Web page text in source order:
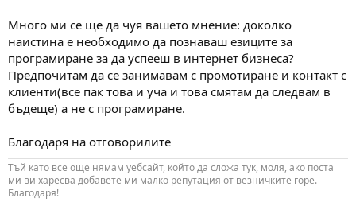
Много ми се ще да чуя вашето мнение: доколко
наистина е необходимо да познаваш езиците за
програмиране за да успееш в интернет бизнеса?
Предпочитам да се занимавам с промотиране и контакт с
клиенти(все пак това и уча и това смятам да следвам в
бъдеще) а не с програмиране.
Благодаря на отговорилите
Тъй като все още нямам уебсайт, който да сложа тук, моля, ако поста
ми ви харесва добавете ми малко репутация от везничките горе.
Благодаря!